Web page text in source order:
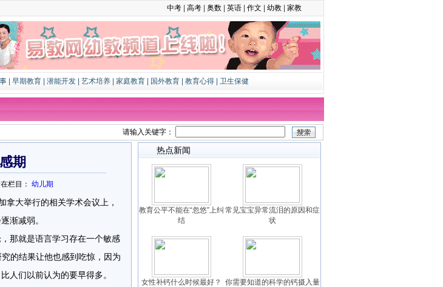
中考 高考 奥数 英语 作文 幼教 家教
早期教育 潜能开发 艺术培养 家庭教育 国外教育 教育心得 卫生保健
请输入关键字：
期
栏目： 幼儿期
大举行的相关学术会议上，
渐减弱。
那就是语言学习存在一个敏感
的结果让他也感到吃惊，因为
人们以前认为的要早得多。
热点新闻
教育公平不能在“忽悠”上纠
结
常见宝宝异常流泪的原因和症
状
女性补钙什么时候最好？ 你需要知道的科学的钙摄入量